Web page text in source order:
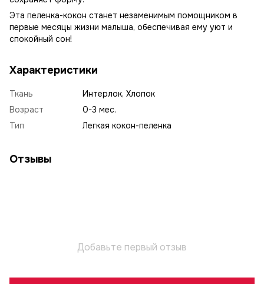
Эта пеленка-кокон станет незаменимым помощником в
первые месяцы жизни малыша, обеспечивая ему уют и
спокойный сон!
Характеристики
Ткань
Интерлок, Хлопок
Возраст
0-3 мес.
Тип
Легкая кокон-пеленка
Отзывы
Добавьте первый отзыв